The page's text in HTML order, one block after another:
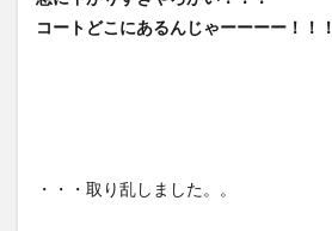
コートどこにあるんじゃーーーー！！！
・・・取り乱しました。。